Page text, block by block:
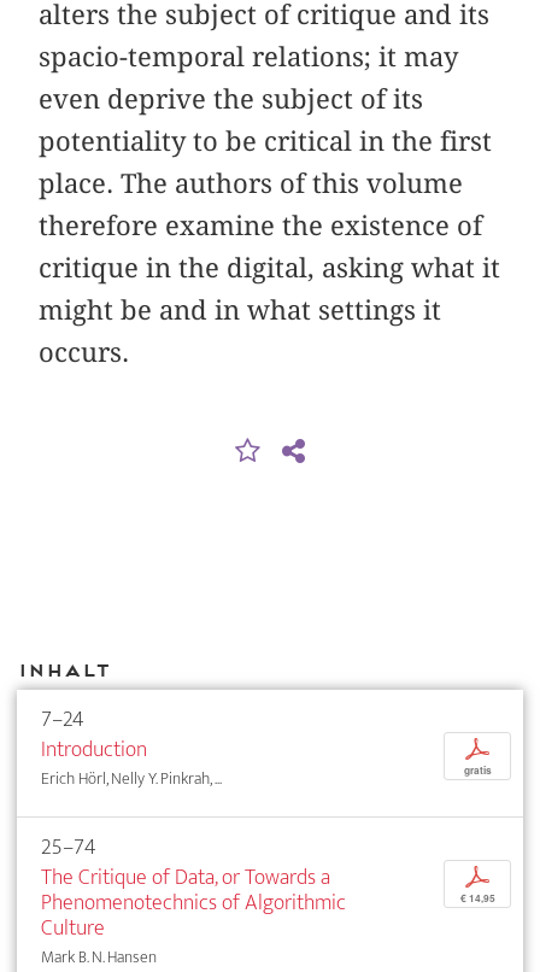
alters the subject of critique and its
spacio-temporal relations; it may
even deprive the subject of its
potentiality to be critical in the first
place. The authors of this volume
therefore examine the existence of
critique in the digital, asking what it
might be and in what settings it
occurs.
Inhalt
7–24
Introduction
Erich Hörl, Nelly Y. Pinkrah, ...
p
gratis
25–74
The Critique of Data, or Towards a
Phenomenotechnics of Algorithmic
Culture
Mark B. N. Hansen
p
€ 14,95